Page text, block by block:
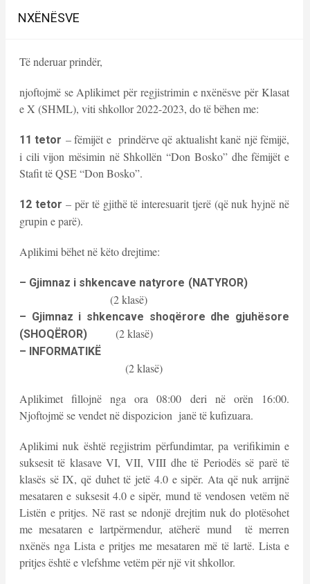
NXËNËSVE
Të nderuar prindër,
njoftojmë se Aplikimet për regjistrimin e nxënësve për Klasat
e X (SHML), viti shkollor 2022-2023, do të bëhen me:
11 tetor – fëmijët e prindërve që aktualisht kanë një fëmijë,
i cili vijon mësimin në Shkollën “Don Bosko” dhe fëmijët e
Stafit të QSE “Don Bosko”.
12 tetor – për të gjithë të interesuarit tjerë (që nuk hyjnë në
grupin e parë).
Aplikimi bëhet në këto drejtime:
– Gjimnaz i shkencave natyrore (NATYROR)
(2 klasë)
– Gjimnaz i shkencave shoqërore dhe gjuhësore
(SHOQËROR)(2 klasë)
– INFORMATIKË
(2 klasë)
Aplikimet fillojnë nga ora 08:00 deri në orën 16:00.
Njoftojmë se vendet në dispozicion janë të kufizuara.
Aplikimi nuk është regjistrim përfundimtar, pa verifikimin e
suksesit të klasave VI, VII, VIII dhe të Periodës së parë të
klasës së IX, që duhet të jetë 4.0 e sipër. Ata që nuk arrijnë
mesataren e suksesit 4.0 e sipër, mund të vendosen vetëm në
Listën e pritjes. Në rast se ndonjë drejtim nuk do plotësohet
me mesataren e lartpërmendur, atëherë mund të merren
nxënës nga Lista e pritjes me mesataren më të lartë. Lista e
pritjes është e vlefshme vetëm për një vit shkollor.